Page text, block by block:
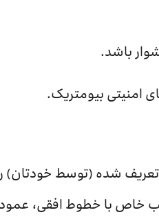
باشد.
امنیتی بیومتریک.
خاص با خطوط افقی،